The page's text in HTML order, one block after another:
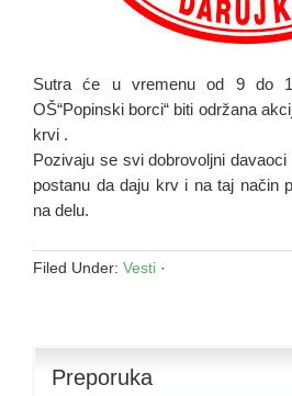
Sutra će u vremenu od 9 do
OŠ“Popinski borci“ biti održana
krvi .
Pozivaju se svi dobrovoljni
postanu da daju krv i na taj način
na delu.
Filed Under: Vesti ·
Preporuka